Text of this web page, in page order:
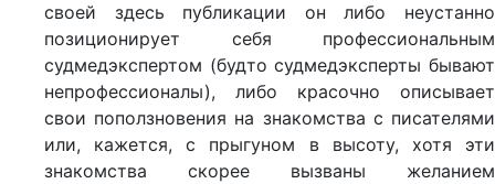
своей здесь публикации он либо неустанно
позиционирует себя профессиональным
судмедэкспертом (будто судмедэксперты бывают
непрофессионалы), либо красочно описывает
свои поползновения на знакомства с писателями
или, кажется, с прыгуном в высоту, хотя эти
знакомства скорее вызваны желанием